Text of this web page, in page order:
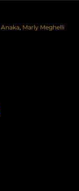
Anaka, Marly Meghelli